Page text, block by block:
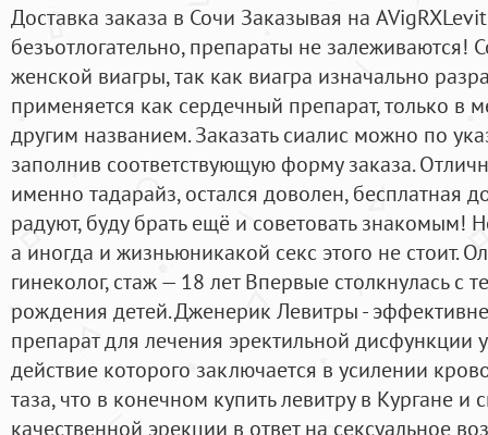
Доставка заказа в Сочи Заказывая на
безъотлогательно, препараты не залеживаются!
женской виагры, так как виагра изначально
применяется как сердечный препарат, только в
другим названием. Заказать сиалис можно по
заполнив соответствующую форму заказа.
именно тадарайз, остался доволен, бесплатная
радуют, буду брать ещё и советовать знакомым!
а иногда и жизньюникакой секс этого не стоит.
гинеколог, стаж — 18 лет Впервые столкнулась с
рождения детей. Дженерик Левитры -
препарат для лечения эректильной дисфункции
действие которого заключается в усилении
таза, что в конечном купить левитру в Кургане и
качественной эрекции в ответ на сексуальное